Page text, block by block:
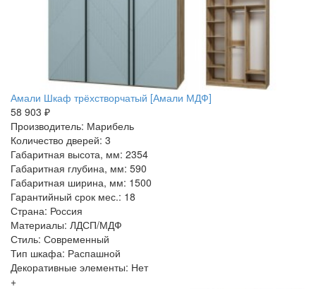
Амали Шкаф трёхстворчатый [Амали МДФ]
58 903 ₽
Производитель: Марибель
Количество дверей: 3
Габаритная высота, мм: 2354
Габаритная глубина, мм: 590
Габаритная ширина, мм: 1500
Гарантийный срок мес.: 18
Страна: Россия
Материалы: ЛДСП/МДФ
Стиль: Современный
Тип шкафа: Распашной
Декоративные элементы: Нет
+